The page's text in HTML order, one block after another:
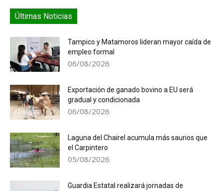
Últimas Noticias
Tampico y Matamoros lideran mayor caída de
empleo formal
06/08/2026
Exportación de ganado bovino a EU será
gradual y condicionada
06/08/2026
Laguna del Chairel acumula más saurios que
el Carpintero
05/08/2026
Guardia Estatal realizará jornadas de